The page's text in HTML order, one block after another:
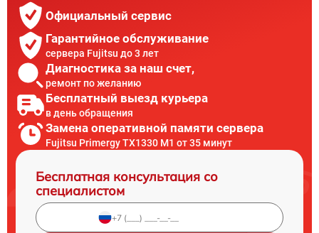
Официальный сервис
Гарантийное обслуживание
сервера Fujitsu до 3 лет
Диагностика за наш счет,
ремонт по желанию
Бесплатный выезд курьера
в день обращения
Замена оперативной памяти сервера
Fujitsu Primergy TX1330 M1 от 35 минут
Бесплатная консультация со
специалистом